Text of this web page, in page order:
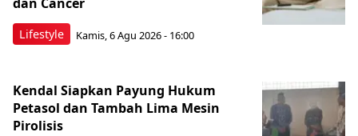
Lifestyle Kamis, 6 Agu 2026 - 16:00
Kendal Siapkan Payung Hukum
Petasol dan Tambah Lima Mesin
Pirolisis